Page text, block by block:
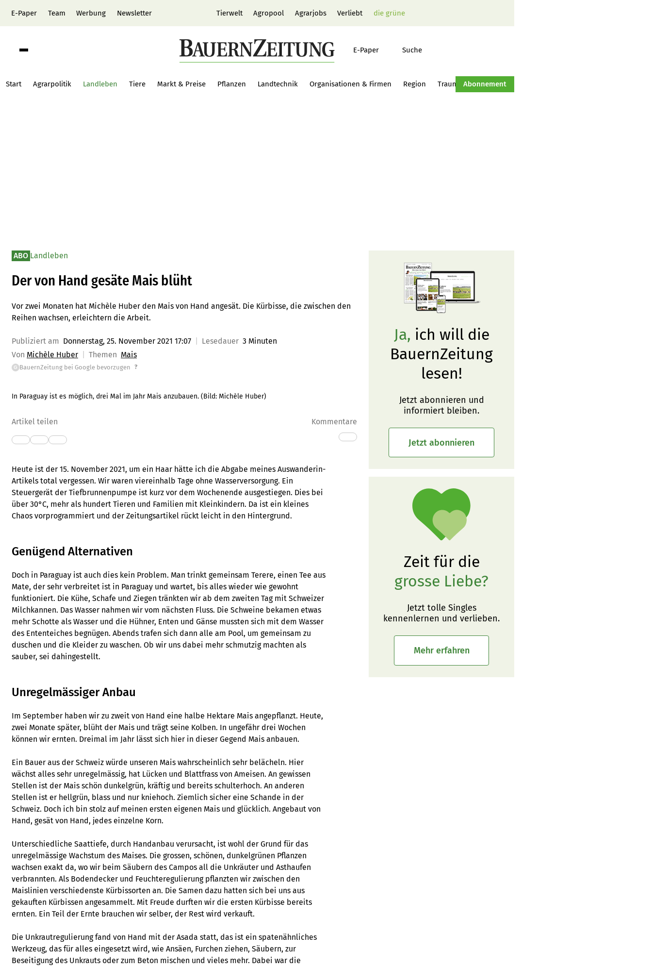
E-Paper Team Werbung Newsletter Tierwelt Agropool Agrarjobs Verliebt die grüne
E-Paper Suche
Start Agrarpolitik Landleben Tiere Markt & Preise Pflanzen Landtechnik Organisationen & Firmen Region Traumtraktor Hof-Management
Abonnement
ABO Landleben
Der von Hand gesäte Mais blüht
Vor zwei Monaten hat Michèle Huber den Mais von Hand angesät. Die Kürbisse, die zwischen den
Reihen wachsen, erleichtern die Arbeit.
Publiziert am Donnerstag, 25. November 2021 17:07 Lesedauer 3 Minuten
Von Michèle Huber Themen Mais
G BauernZeitung bei Google bevorzugen ?
In Paraguay ist es möglich, drei Mal im Jahr Mais anzubauen. (Bild: Michèle Huber)
Artikel teilen Kommentare
Heute ist der 15. November 2021, um ein Haar hätte ich die Abgabe meines Auswanderin-
Artikels total vergessen. Wir waren viereinhalb Tage ohne Wasserversorgung. Ein
Steuergerät der Tiefbrunnenpumpe ist kurz vor dem Wochenende ausgestiegen. Dies bei
über 30°C, mehr als hundert Tieren und Familien mit Kleinkindern. Da ist ein kleines
Chaos vorprogrammiert und der Zeitungsartikel rückt leicht in den Hintergrund.
Genügend Alternativen
Doch in Paraguay ist auch dies kein Problem. Man trinkt gemeinsam Terere, einen Tee aus
Mate, der sehr verbreitet ist in Paraguay und wartet, bis alles wieder wie gewohnt
funktioniert. Die Kühe, Schafe und Ziegen tränkten wir ab dem zweiten Tag mit Schweizer
Milchkannen. Das Wasser nahmen wir vom nächsten Fluss. Die Schweine bekamen etwas
mehr Schotte als Wasser und die Hühner, Enten und Gänse mussten sich mit dem Wasser
des Ententeiches begnügen. Abends trafen sich dann alle am Pool, um gemeinsam zu
duschen und die Kleider zu waschen. Ob wir uns dabei mehr schmutzig machten als
sauber, sei dahingestellt.
Unregelmässiger Anbau
Im September haben wir zu zweit von Hand eine halbe Hektare Mais angepflanzt. Heute,
zwei Monate später, blüht der Mais und trägt seine Kolben. In ungefähr drei Wochen
können wir ernten. Dreimal im Jahr lässt sich hier in dieser Gegend Mais anbauen.
Ein Bauer aus der Schweiz würde unseren Mais wahrscheinlich sehr belächeln. Hier
wächst alles sehr unregelmässig, hat Lücken und Blattfrass von Ameisen. An gewissen
Stellen ist der Mais schön dunkelgrün, kräftig und bereits schulterhoch. An anderen
Stellen ist er hellgrün, blass und nur kniehoch. Ziemlich sicher eine Schande in der
Schweiz. Doch ich bin stolz auf meinen ersten eigenen Mais und glücklich. Angebaut von
Hand, gesät von Hand, jedes einzelne Korn.
Unterschiedliche Saattiefe, durch Handanbau verursacht, ist wohl der Grund für das
unregelmässige Wachstum des Maises. Die grossen, schönen, dunkelgrünen Pflanzen
wachsen exakt da, wo wir beim Säubern des Campos all die Unkräuter und Asthaufen
verbrannten. Als Bodendecker und Feuchteregulierung pflanzten wir zwischen den
Maislinien verschiedenste Kürbissorten an. Die Samen dazu hatten sich bei uns aus
gekauften Kürbissen angesammelt. Mit Freude durften wir die ersten Kürbisse bereits
ernten. Ein Teil der Ernte brauchen wir selber, der Rest wird verkauft.
Die Unkrautregulierung fand von Hand mit der Asada statt, das ist ein spatenähnliches
Werkzeug, das für alles eingesetzt wird, wie Ansäen, Furchen ziehen, Säubern, zur
Beseitigung des Unkrauts oder zum Beton mischen und vieles mehr. Dabei war die
Ja, ich will die
BauernZeitung
lesen!
Jetzt abonnieren und
informiert bleiben.
Jetzt abonnieren
Zeit für die
grosse Liebe?
Jetzt tolle Singles
kennenlernen und verlieben.
Mehr erfahren